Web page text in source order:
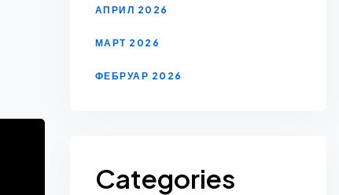
АПРИЛ 2026
МАРТ 2026
ФЕБРУАР 2026
Categories